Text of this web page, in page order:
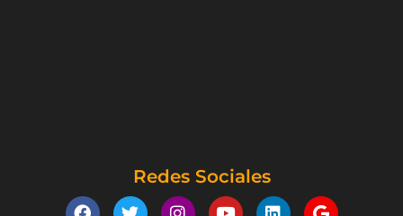
Redes Sociales